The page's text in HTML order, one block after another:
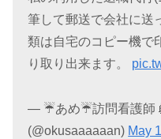
筆して郵送で会社に送
類は自宅のコピー機で
り取り出来ます。
— ☔あめ☔訪問看護師
(@okusaaaaaan) May